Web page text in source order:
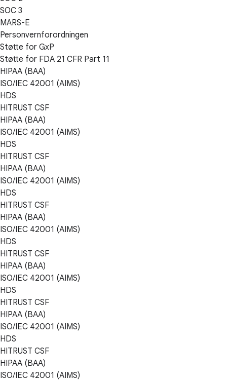
SOC 3
MARS-E
Personvernforordningen
Støtte for GxP
Støtte for FDA 21 CFR Part 11
HIPAA (BAA)
ISO/IEC 42001 (AIMS)
HDS
HITRUST CSF
HIPAA (BAA)
ISO/IEC 42001 (AIMS)
HDS
HITRUST CSF
HIPAA (BAA)
ISO/IEC 42001 (AIMS)
HDS
HITRUST CSF
HIPAA (BAA)
ISO/IEC 42001 (AIMS)
HDS
HITRUST CSF
HIPAA (BAA)
ISO/IEC 42001 (AIMS)
HDS
HITRUST CSF
HIPAA (BAA)
ISO/IEC 42001 (AIMS)
HDS
HITRUST CSF
HIPAA (BAA)
ISO/IEC 42001 (AIMS)